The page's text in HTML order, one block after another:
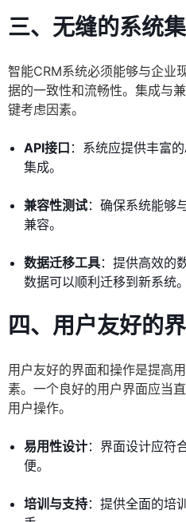
三、无缝的系统
智能CRM系统必须能够与企业
据的一致性和流畅性。集成与
键考虑因素。
API接口 ：系统应提供丰富
集成。
兼容性测试：确保系统能够
兼容。
数据迁移工具：提供高效的
数据可以顺利迁移到新系统。
四、用户友好的
用户友好的界面和操作是提高
素。一个良好的用户界面应当
用户操作。
易用性设计：界面设计应符
便。
培训与支持：提供全面的培